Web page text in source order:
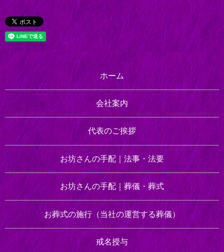
ホーム
会社案内
代表のご挨拶
お坊さんの手配｜法事・法要
お坊さんの手配｜ 葬儀・葬式
お葬式の施行（当社の運営する葬儀）
戒名授与